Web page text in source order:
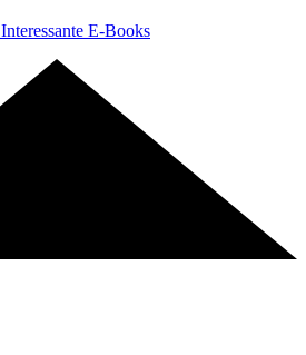
Interessante E-Books